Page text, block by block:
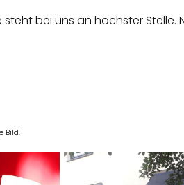
bei uns an höchster
Bild.